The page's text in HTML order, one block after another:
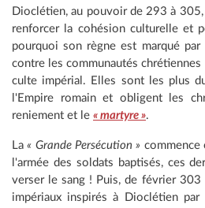
Dioclétien, au pouvoir de 293 à
renforcer la cohésion culturelle et
pourquoi son règne est marqué
contre les communautés
culte impérial. Elles sont les plus
l'Empire romain et obligent les
reniement et le « martyre ».
La« Grande Persécution » commence
l'armée des soldats baptisés, ces
verser le sang ! Puis, de février
impériaux inspirés à Dioclétien